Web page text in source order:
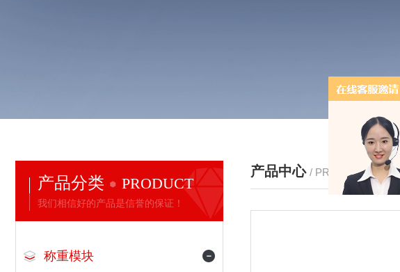
产品分类 PRODUCT
我们相信好的产品是信誉的保证！
称重模块
产品中心 / PRODUCTS